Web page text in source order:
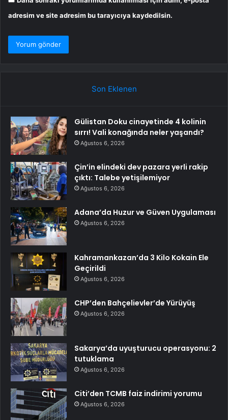
adresim ve site adresim bu tarayıcıya kaydedilsin.
Son Eklenen
Gülistan Doku cinayetinde 4 kolinin
sırrı! Vali konağında neler yaşandı?
Ağustos 6, 2026
Çin’in elindeki dev pazara yerli rakip
çıktı: Talebe yetişilemiyor
Ağustos 6, 2026
Adana’da Huzur ve Güven Uygulaması
Ağustos 6, 2026
Kahramankazan’da 3 Kilo Kokain Ele
Geçirildi
Ağustos 6, 2026
CHP’den Bahçelievler’de Yürüyüş
Ağustos 6, 2026
Sakarya’da uyuşturucu operasyonu: 2
tutuklama
Ağustos 6, 2026
Citi’den TCMB faiz indirimi yorumu
Ağustos 6, 2026